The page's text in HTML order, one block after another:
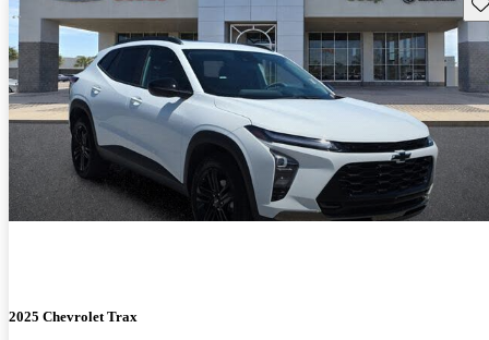
2025 Chevrolet Trax